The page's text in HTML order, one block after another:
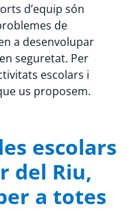
d’equip són
de
a desenvolupar
seguretat. Per
escolars i
us proposem.
escolars
del Riu,
a totes